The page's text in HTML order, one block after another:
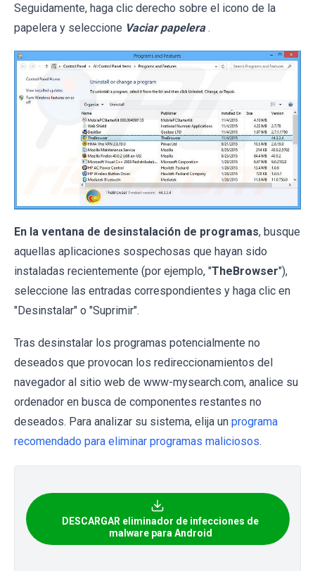
Seguidamente, haga clic derecho sobre el icono de la
papelera y seleccione Vaciar papelera .
En la ventana de desinstalación de programas, busque
aquellas aplicaciones sospechosas que hayan sido
instaladas recientemente (por ejemplo, "TheBrowser"),
seleccione las entradas correspondientes y haga clic en
"Desinstalar" o "Suprimir".
Tras desinstalar los programas potencialmente no
deseados que provocan los redireccionamientos del
navegador al sitio web de www-mysearch.com, analice su
ordenador en busca de componentes restantes no
deseados. Para analizar su sistema, elija un programa
recomendado para eliminar programas maliciosos.
DESCARGAR eliminador de infecciones de
malware para Android